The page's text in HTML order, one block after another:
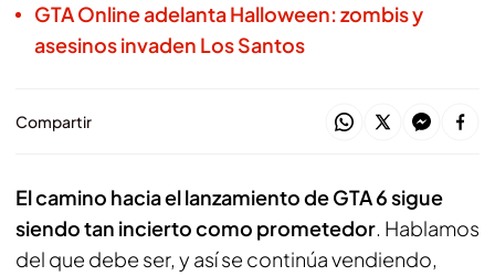
GTA Online adelanta Halloween: zombis y
asesinos invaden Los Santos
Compartir
El camino hacia el lanzamiento deGTA 6sigue
siendo tan incierto como prometedor. Hablamos
del que debe ser, y así se continúa vendiendo,